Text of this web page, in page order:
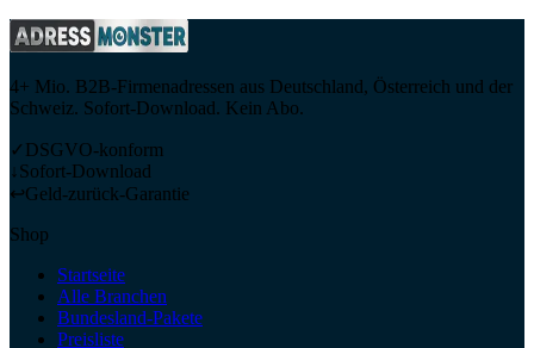
4+ Mio. B2B-Firmenadressen aus Deutschland, Österreich und der
Schweiz. Sofort-Download. Kein Abo.
✓ DSGVO-konform
↓Sofort-Download
↩Geld-zurück-Garantie
Shop
Startseite
Alle Branchen
Bundesland-Pakete
Preisliste